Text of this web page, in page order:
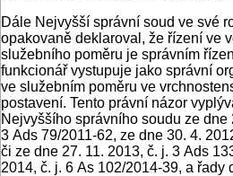
Dále Nejvyšší správní soud ve své
opakovaně deklaroval, že řízení ve
služebního poměru je správním
funkcionář vystupuje jako správní
ve služebním poměru ve
postavení. Tento právní názor
Nejvyššího správního soudu ze dne
3 Ads 79/2011-62, ze dne 30. 4.
či ze dne 27. 11. 2013, č. j. 3 Ads
2014, č. j. 6 As 102/2014-39, a řady